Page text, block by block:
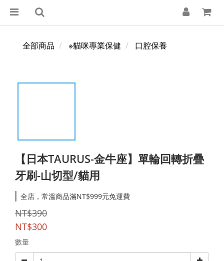
全部商品 ※貓咪專業保健 口腔保養
【日本TAURUS-金牛座】單輪回轉折疊
牙刷-山切型/貓用
全店，常溫商品滿NT$999元免運費
NT$390
NT$300
數量